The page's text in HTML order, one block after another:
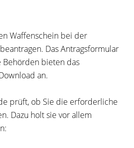
Waffenschein bei der
Das Antragsformular
Behörden bieten das
an.
prüft, ob Sie die erforderliche
Dazu holt sie vor allem